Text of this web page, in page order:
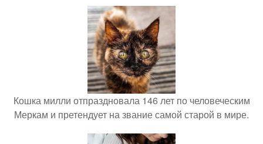
Кошка милли отпраздновала 146 лет по человеческим
Меркам и претендует на звание самой старой в мире.